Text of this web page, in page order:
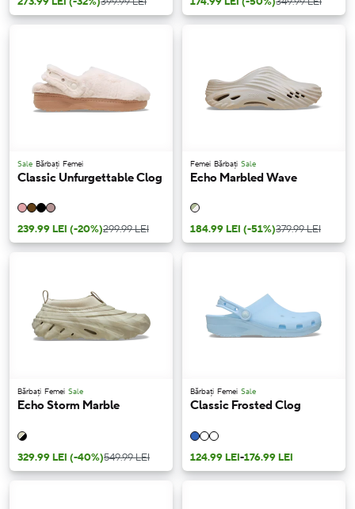
Sale Bărbați Femei
Classic Unfurgettable Clog
239.99 LEI (-20%)299.99 LEI
Femei Bărbați Sale
Echo Marbled Wave
184.99 LEI (-51%)379.99 LEI
Bărbați Femei Sale
Echo Storm Marble
329.99 LEI (-40%)549.99 LEI
Bărbați Femei Sale
Classic Frosted Clog
124.99 LEI-176.99 LEI